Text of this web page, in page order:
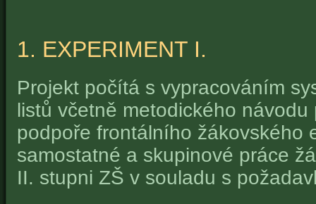
1. EXPERIMENT I.
Projekt počítá s vypracováním
listů včetně metodického
podpoře frontálního žákovského
samostatné a skupinové práce
II. stupni ZŠ v souladu s